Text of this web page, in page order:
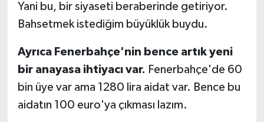
Yani bu, bir siyaseti beraberinde getiriyor.
Bahsetmek istediğim büyüklük buydu.
Ayrıca Fenerbahçe'nin bence artık yeni
bir anayasa ihtiyacı var. Fenerbahçe'de 60
bin üye var ama 1280 lira aidat var. Bence bu
aidatın 100 euro'ya çıkması lazım.